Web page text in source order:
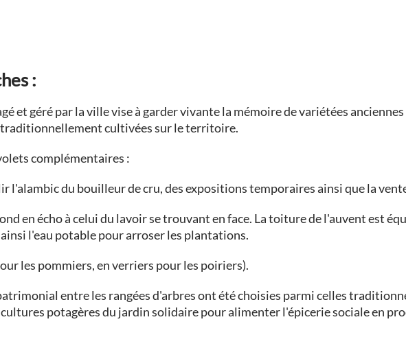
:
et géré par la ville vise à garder vivante la mémoire de variétées
traditionnellement cultivées sur le territoire.
complémentaires :
l'alambic du bouilleur de cru, des expositions temporaires ainsi que la
en écho à celui du lavoir se trouvant en face. La toiture de l'auvent est
l'eau potable pour arroser les plantations.
les pommiers, en verriers pour les poiriers).
entre les rangées d'arbres ont été choisies parmi celles
potagères du jardin solidaire pour alimenter l'épicerie sociale en